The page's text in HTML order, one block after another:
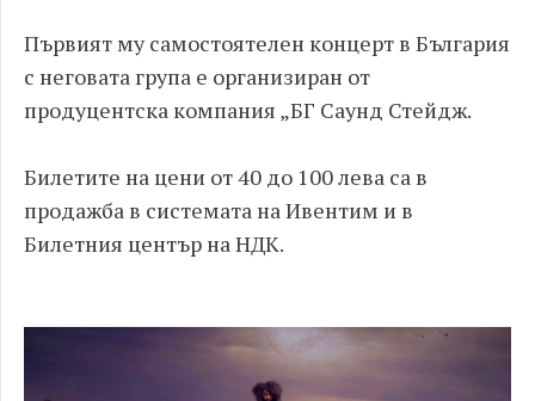
Първият му самостоятелен концерт в България
с неговата група е организиран от
продуцентска компания „БГ Саунд Стейдж.
Билетите на цени от 40 до 100 лева са в
продажба в системата на Ивентим и в
Билетния център на НДК.